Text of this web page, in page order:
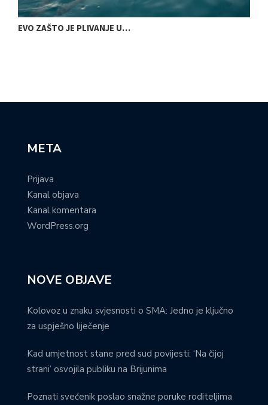
EVO ZAŠTO JE PLIVANJE U…
META
Prijava
Kanal objava
Kanal komentara
WordPress.org
NOVE OBJAVE
Kolovoz u znaku svjesnosti o SMA: Jedno je ključno
za uspješno liječenje
Kad umjetnost stane pred sud povijesti: ‘Na čijoj
strani’ osvojila publiku na Brijunima
Poznati svećenik poslao snažne poruke roditeljima